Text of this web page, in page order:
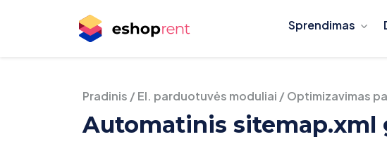
Sprendimas
Pradinis /El. parduotuvės moduliai /Optimizavimas
Automatinis sitemap.xml